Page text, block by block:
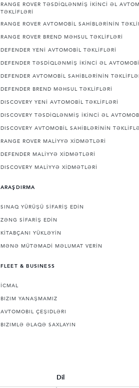
RANGE ROVER TƏSDİQLƏNMİŞ İKİNCİ ƏL
TƏKLİFLƏRİ
RANGE ROVER AVTOMOBİL SAHİBLƏRİNİN
RANGE ROVER BREND MƏHSUL TƏKLİFLƏRİ
DEFENDER YENİ AVTOMOBİL TƏKLİFLƏRİ
DEFENDER TƏSDİQLƏNMİŞ İKİNCİ ƏL
DEFENDER AVTOMOBİL SAHİBLƏRİNİN
DEFENDER BREND MƏHSUL TƏKLİFLƏRİ
DISCOVERY YENİ AVTOMOBİL TƏKLİFLƏRİ
DISCOVERY TƏSDİQLƏNMİŞ İKİNCİ ƏL
DISCOVERY AVTOMOBİL SAHİBLƏRİNİN
RANGE ROVER MALİYYƏ XİDMƏTLƏRİ
DEFENDER MALİYYƏ XİDMƏTLƏRİ
DISCOVERY MALİYYƏ XİDMƏTLƏRİ
ARAŞDIRMA
SINAQ YÜRÜŞÜ SİFARİŞ EDİN
ZƏNG SİFARİŞ EDİN
KİTABÇANI YÜKLƏYİN
MƏNƏ MÜTƏMADİ MƏLUMAT VERİN
FLEET & BUSINESS
İCMAL
BIZIM YANAŞMAMIZ
AVTOMOBIL ÇEŞIDLƏRI
BIZIMLƏ ƏLAQƏ SAXLAYIN
Dil